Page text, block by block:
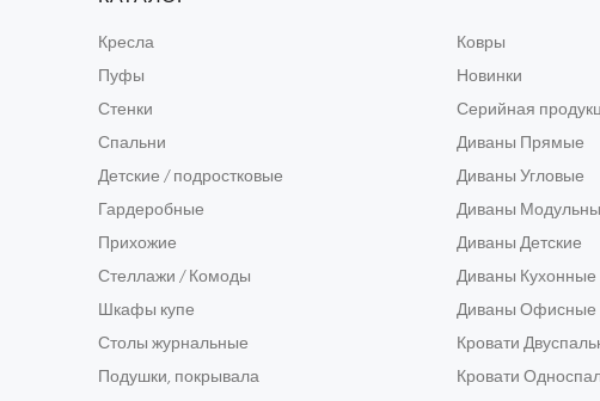
Кресла
Пуфы
Стенки
Спальни
Детские / подростковые
Гардеробные
Прихожие
Стеллажи / Комоды
Шкафы купе
Столы журнальные
Подушки, покрывала
Ковры
Новинки
Серийная
Диваны Прямые
Диваны Угловые
Диваны
Диваны Детские
Диваны Кухонные
Диваны Офисные
Кровати
Кровати